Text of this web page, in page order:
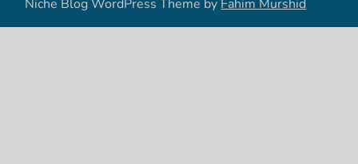
Niche Blog WordPress Theme by Fahim Murshid